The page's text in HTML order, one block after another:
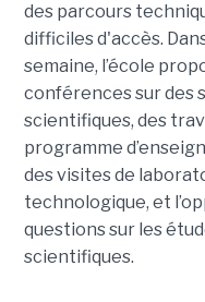
des parcours
difficiles d'accès.
semaine, l’école
conférences sur des
scientifiques, des
programme
des visites de
technologique, et
questions sur les
scientifiques.